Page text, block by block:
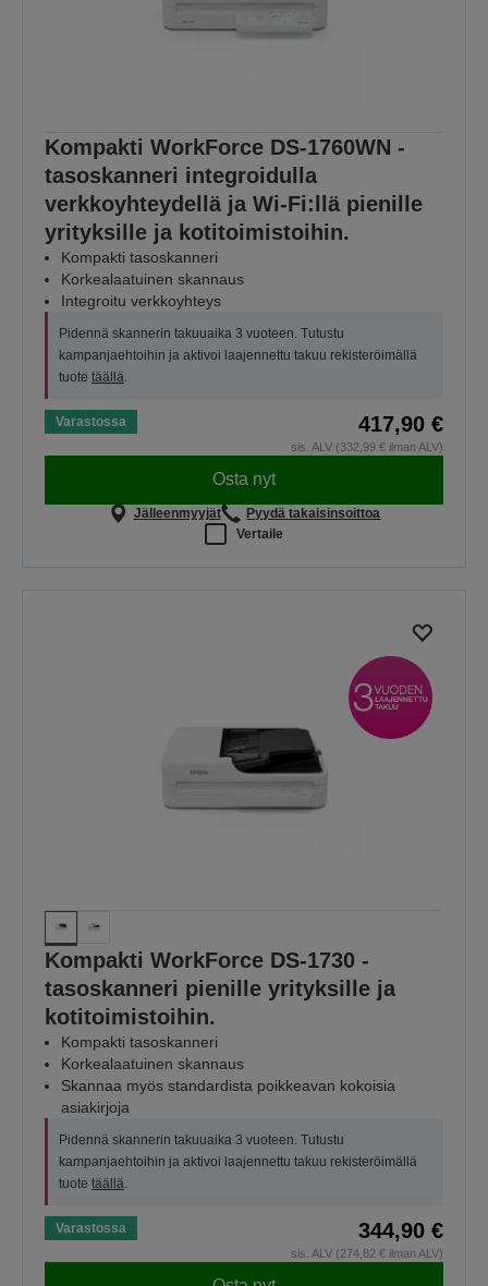
Kompakti WorkForce DS-1760WN -
tasoskanneri integroidulla
verkkoyhteydellä ja Wi-Fi:llä pienille
yrityksille ja kotitoimistoihin.
Kompakti tasoskanneri
Korkealaatuinen skannaus
Integroitu verkkoyhteys
Pidennä skannerin takuuaika 3 vuoteen. Tutustu
kampanjaehtoihin ja aktivoi laajennettu takuu rekisteröimällä
tuote täällä
Varastossa 417,90 €
sis. ALV (332,99 € ilman ALV)
Osta nyt
Jälleenmyyjät
Pyydä takaisinsoittoa
Vertaile
Kompakti WorkForce DS-1730 -
tasoskanneri pienille yrityksille ja
kotitoimistoihin.
Kompakti tasoskanneri
Korkealaatuinen skannaus
Skannaa myös standardista poikkeavan kokoisia
asiakirjoja
Pidennä skannerin takuuaika 3 vuoteen. Tutustu
kampanjaehtoihin ja aktivoi laajennettu takuu rekisteröimällä
tuote täällä
Varastossa 344,90 €
sis. ALV (274,82 € ilman ALV)